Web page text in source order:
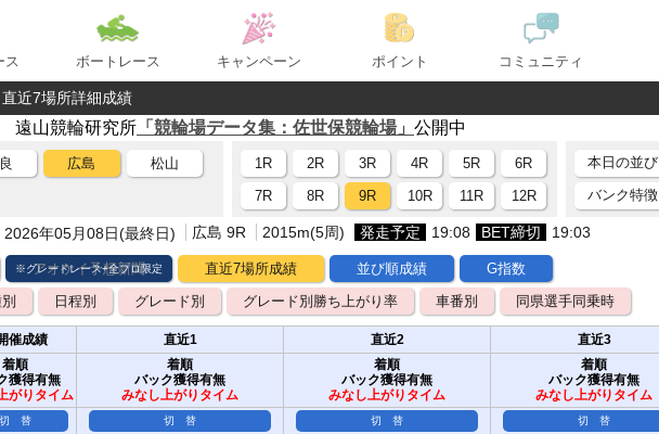
ス ボートレース キャンペーン ポイント コミュニティ
近7場所詳細成績
遠山競輪研究所 「競輪場データ集：佐世保競輪場」 公開中
広島
松山
1R 2R 3R 4R 5R
6R
7R
8R 9R 10R 11R 12R
本日の並び
バンク特徴
2026年05月08日(最終日) 広島 9R 2015m(5周) 発走予定 19:08 BET締切 19:03
アオケイ予想新聞
※グレードレース+全プロ限定 直近7場所成績 並び順成績
G指数
日程別 グレード別 グレード別勝ち上がり率 車番別 同県選手同乗時
催成績 直近1 直近2 直近3
着順
獲得有無
がりタイム
着順
バック獲得有無
みなし上がりタイム
着順
バック獲得有無
みなし上がりタイム
着順
バック獲得有無
みなし上がりタイム
切 替 切 替 切 替 切 替